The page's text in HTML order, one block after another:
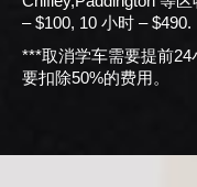
– $100, 10 小时 – $490.
***取消学车需要提前
要扣除50%的费用。